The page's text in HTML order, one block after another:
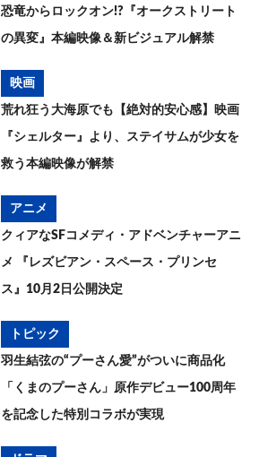
恐竜からロックオン!?『オークストリート
の異変』本編映像＆新ビジュアル解禁
映画
荒れ狂う大海原でも【絶対的安心感】映画
『シェルター』より、ステイサムが少女を
救う本編映像が解禁
アニメ
クィアなSFコメディ・アドベンチャーアニ
メ 『レズビアン・スペース・プリンセ
ス』10月2日公開決定
トピック
羽生結弦の“プーさん愛”がついに商品化
「くまのプーさん」原作デビュー100周年
を記念した特別コラボが実現